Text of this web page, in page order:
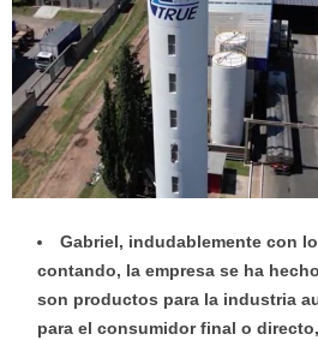
Gabriel, indudablemente con
contando, la empresa se ha
son productos para la industria
para el consumidor final o